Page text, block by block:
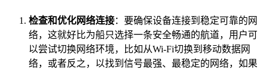
检查和优化网络连接：要确保设备连接到稳定可靠的网
络，这就好比为船只选择一条安全畅通的航道，用户可
以尝试切换网络环境，比如从Wi-Fi切换到移动数据网
络，或者反之，以找到信号最强、最稳定的网络，如果